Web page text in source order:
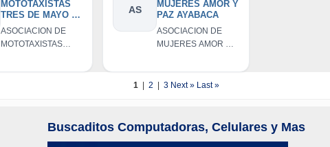
MOTOTAXISTAS
TRES DE MAYO -
AYABACA
ASOCIACION DE
MOTOTAXISTAS
AS
MUJERES AMOR Y
PAZ AYABACA
ASOCIACION DE
MUJERES AMOR Y
1| 2 3Next »Last »
Buscaditos Computadoras, Celulares y Mas